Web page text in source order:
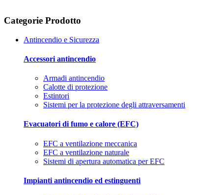
Categorie Prodotto
Antincendio e Sicurezza
Accessori antincendio
Armadi antincendio
Calotte di protezione
Estintori
Sistemi per la protezione degli attraversamenti
Evacuatori di fumo e calore (EFC)
EFC a ventilazione meccanica
EFC a ventilazione naturale
Sistemi di apertura automatica per EFC
Impianti antincendio ed estinguenti